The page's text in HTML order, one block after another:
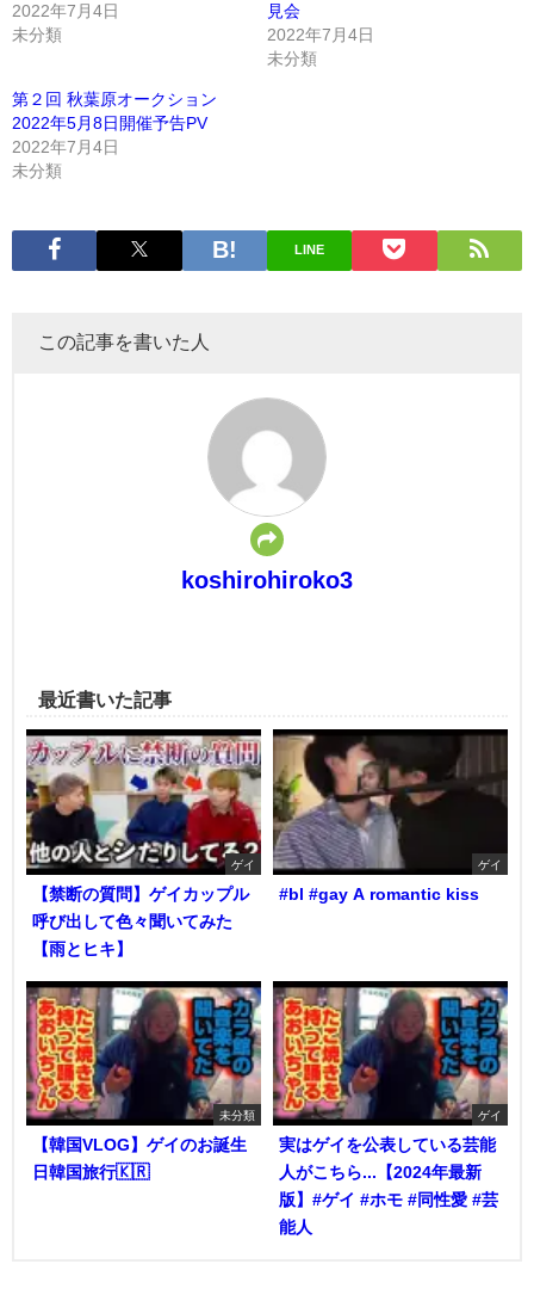
2022年7月4日
未分類
見会
2022年7月4日
未分類
第２回 秋葉原オークション
2022年5月8日開催予告PV
2022年7月4日
未分類
LINE
この記事を書いた人
koshirohiroko3
最近書いた記事
ゲイ
【禁断の質問】ゲイカップル
呼び出して色々聞いてみた
【雨とヒキ】
ゲイ
#bl #gay A romantic kiss
未分類
【韓国VLOG】ゲイのお誕生
日韓国旅行🇰🇷
ゲイ
実はゲイを公表している芸能
人がこちら...【2024年最新
版】#ゲイ #ホモ #同性愛 #芸
能人